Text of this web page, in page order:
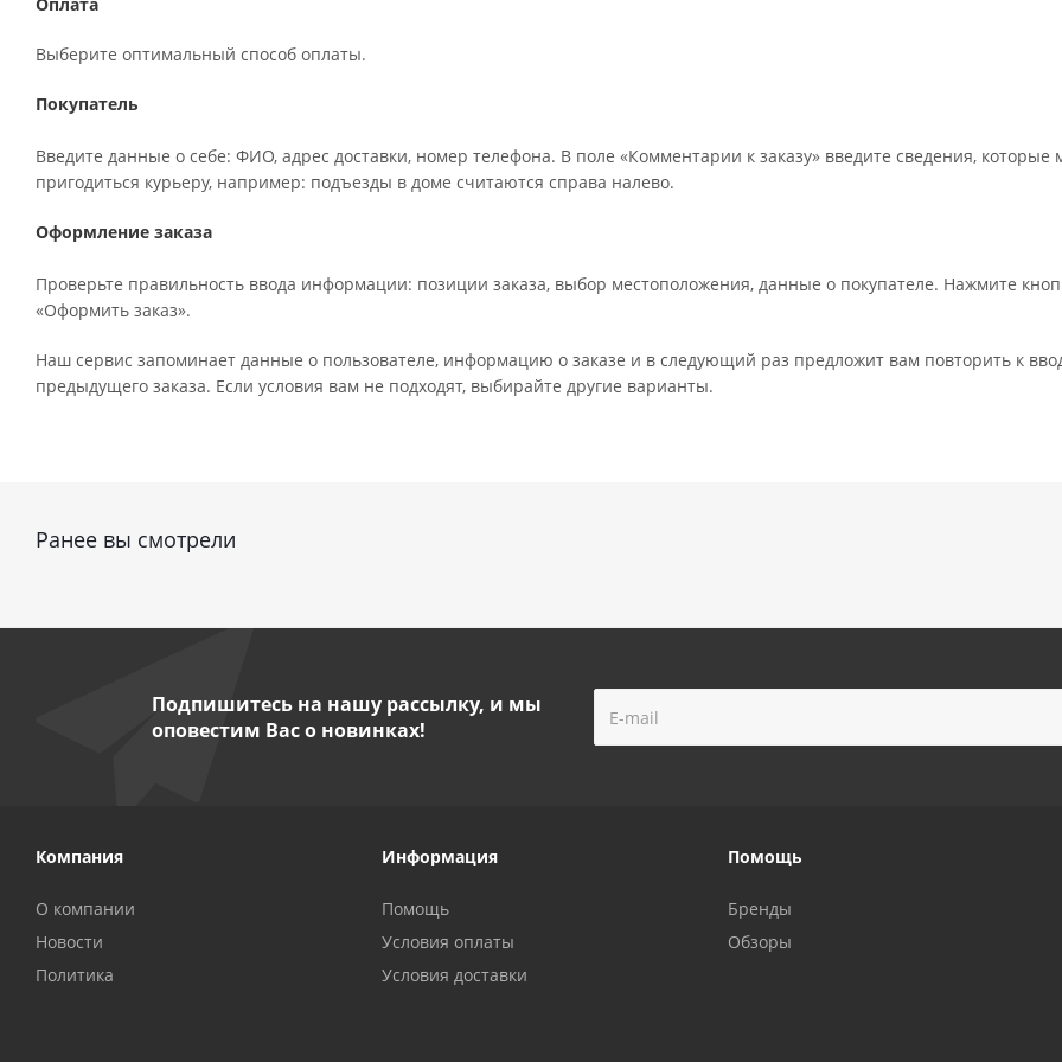
Выберите оптимальный способ оплаты.
Покупатель
Введите данные о себе: ФИО, адрес доставки, номер телефона. В поле «Комментарии к заказу» введите сведения, которые
пригодиться курьеру, например: подъезды в доме считаются справа налево.
Оформление заказа
Проверьте правильность ввода информации: позиции заказа, выбор местоположения, данные о покупателе. Нажмите
«Оформить заказ».
Наш сервис запоминает данные о пользователе, информацию о заказе и в следующий раз предложит вам повторить к
предыдущего заказа. Если условия вам не подходят, выбирайте другие варианты.
Ранее вы смотрели
Подпишитесь на нашу рассылку, и мы
оповестим Вас о новинках!
Компания
О компании
Новости
Политика
Информация
Помощь
Условия оплаты
Условия доставки
Помощь
Бренды
Обзоры